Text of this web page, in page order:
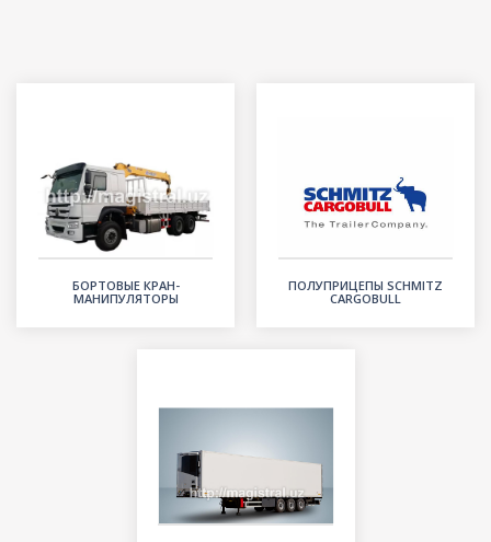
БОРТОВЫЕ КРАН-
МАНИПУЛЯТОРЫ
ПОЛУПРИЦЕПЫ SCHMITZ
CARGOBULL